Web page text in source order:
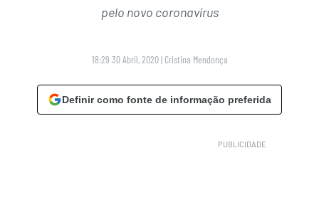
pelo novo coronavírus
18:29 30 Abril, 2020 | Cristina Mendonça
Definir como fonte de informação preferida